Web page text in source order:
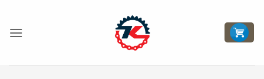
nội